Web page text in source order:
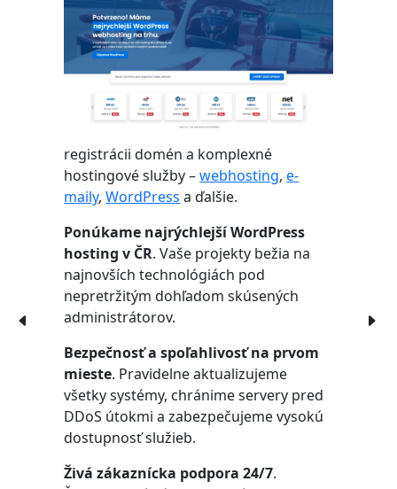
registrácii domén a komplexné
hostingové služby –webhosting,e-
maily,WordPress a ďalšie.
Ponúkame najrýchlejší WordPress
hosting v ČR. Vaše projekty bežia na
najnovších technológiách pod
nepretržitým dohľadom skúsených
administrátorov.
Bezpečnosť a spoľahlivosť na prvom
mieste. Pravidelne aktualizujeme
všetky systémy, chránime servery pred
DDoS útokmi a zabezpečujeme vysokú
dostupnosť služieb.
Živá zákaznícka podpora 24/7.